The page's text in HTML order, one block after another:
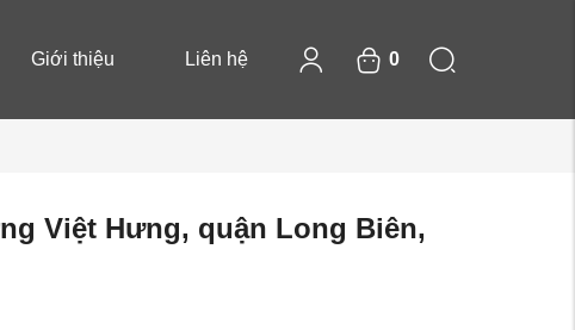
0
Giới thiệu Liên hệ
Việt Hưng, quận Long Biên,